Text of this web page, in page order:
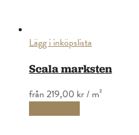
Lägg i inköpslista
Scala marksten
från 219,00 kr/ m²